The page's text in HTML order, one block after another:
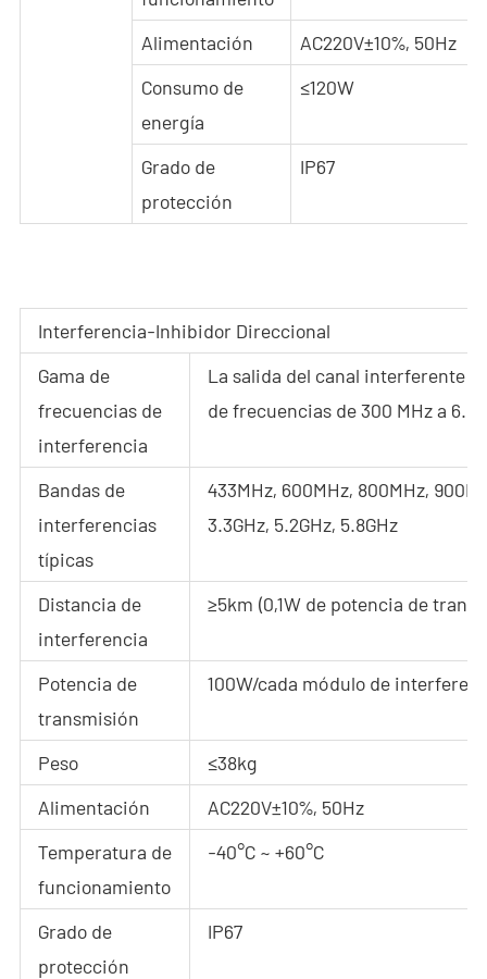
Alimentación
AC220V±10%, 50Hz
Consumo de
energía
≤120W
Grado de
protección
IP67
Interferencia-Inhibidor Direccional
Gama de
frecuencias de
interferencia
La salida del canal interferente
de frecuencias de 300 MHz a
Bandas de
interferencias
típicas
433MHz, 600MHz, 800MHz,
3.3GHz, 5.2GHz, 5.8GHz
Distancia de
interferencia
≥5km (0,1W de potencia de
Potencia de
transmisión
100W/cada módulo de
Peso
≤38kg
Alimentación
AC220V±10%, 50Hz
Temperatura de
funcionamiento
-40°C ~ +60°C
Grado de
protección
IP67